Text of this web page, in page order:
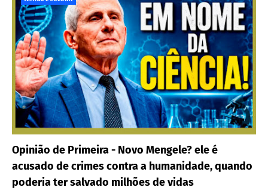
Opinião de Primeira - Novo Mengele? ele é
acusado de crimes contra a humanidade, quando
poderia ter salvado milhões de vidas